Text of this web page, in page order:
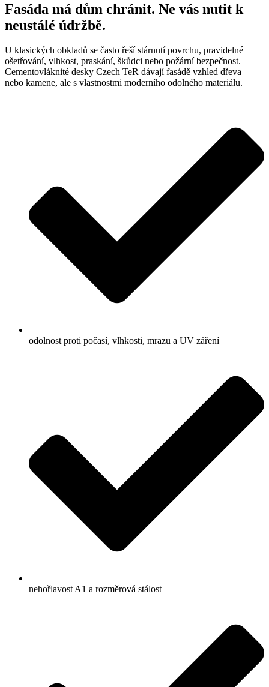
Fasáda má dům chránit. Ne vás nutit k
neustálé údržbě.
U klasických obkladů se často řeší stárnutí povrchu, pravidelné
ošetřování, vlhkost, praskání, škůdci nebo požární bezpečnost.
Cementovláknité desky Czech TeR dávají fasádě vzhled dřeva
nebo kamene, ale s vlastnostmi moderního odolného materiálu.
odolnost proti počasí, vlhkosti, mrazu a UV záření
nehořlavost A1 a rozměrová stálost